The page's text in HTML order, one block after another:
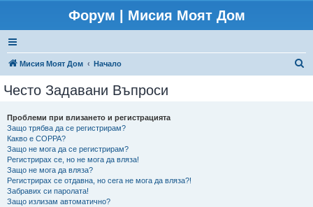
Форум | Мисия Моят Дом
Мисия Моят Дом Начало
Често Задавани Въпроси
Проблеми при влизането и регистрацията
Защо трябва да се регистрирам?
Какво е COPPA?
Защо не мога да се регистрирам?
Регистрирах се, но не мога да вляза!
Защо не мога да вляза?
Регистрирах се отдавна, но сега не мога да вляза?!
Забравих си паролата!
Защо излизам автоматично?